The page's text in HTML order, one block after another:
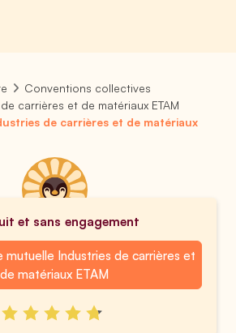
Conventions collectives
carrières et de matériaux ETAM
de carrières et de matériaux
et sans engagement
Industries de carrières et
de matériaux ETAM